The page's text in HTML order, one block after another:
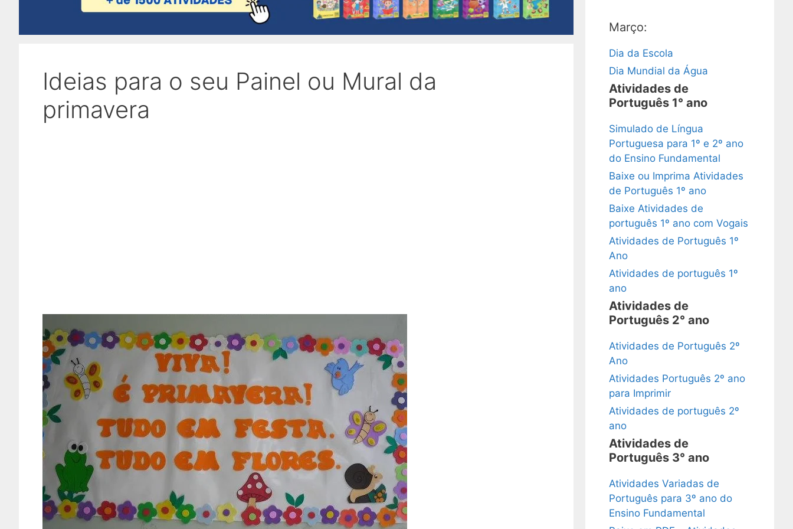
Ideias para o seu Painel ou Mural da
primavera
Março:
Dia da Escola
Dia Mundial da Água
Atividades de
Português 1° ano
Simulado de Língua
Portuguesa para 1º e 2º ano
do Ensino Fundamental
Baixe ou Imprima Atividades
de Português 1º ano
Baixe Atividades de
português 1º ano com Vogais
Atividades de Português 1º
Ano
Atividades de português 1º
ano
Atividades de
Português 2° ano
Atividades de Português 2º
Ano
Atividades Português 2º ano
para Imprimir
Atividades de português 2º
ano
Atividades de
Português 3° ano
Atividades Variadas de
Português para 3º ano do
Ensino Fundamental